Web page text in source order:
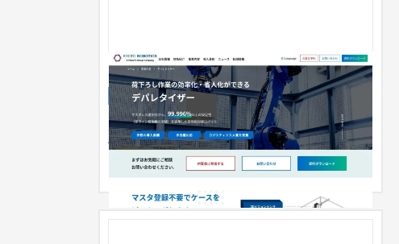
BtoB 物流ソリューション【LP】
ランディングページ 工業・インフラ・物流 〜30万円
産業ロボットソリューション向けサービスページ制
作事例。 広告流入先として、問い合わせ獲得を目的
としたサービスページ制作を...